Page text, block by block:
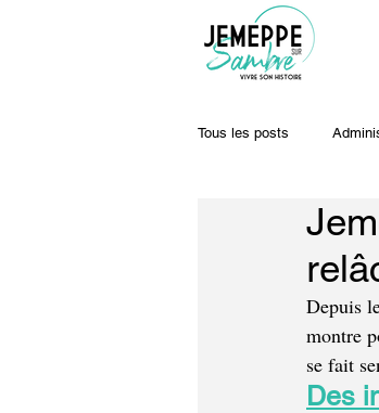
Tous les posts
Travaux & voiries
Depuis
montre
se fait
Des